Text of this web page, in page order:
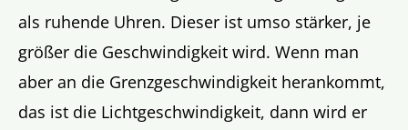
als ruhende Uhren. Dieser ist umso stärker, je
größer die Geschwindigkeit wird. Wenn man
aber an die Grenzgeschwindigkeit herankommt,
das ist die Lichtgeschwindigkeit, dann wird er